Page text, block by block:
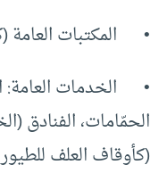
• المكتبات العامة
• الخدمات العامة:
الحمّامات، الفنادق
(كأوقاف العلف